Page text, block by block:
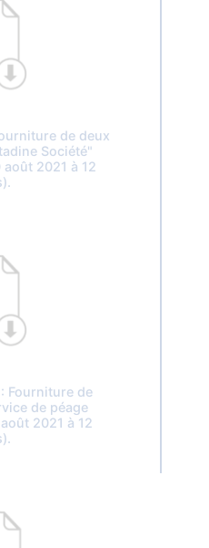
de deux
Société"
2021 à 12
Fourniture de
de péage
2021 à 12